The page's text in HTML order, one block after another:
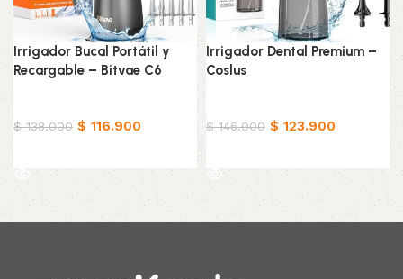
Irrigador Bucal Portátil y
Recargable – Bitvae C6
$138.000 $ 116.900
Irrigador Dental Premium –
Coslus
$146.000 $ 123.900